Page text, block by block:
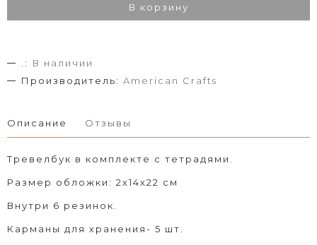
В корзину
.:
В наличии
Производитель: American Crafts
Описание Отзывы
Тревелбук в комплекте с тетрадями.
Размер обложки: 2х14х22 см
Внутри 6 резинок.
Карманы для хранения- 5 шт.